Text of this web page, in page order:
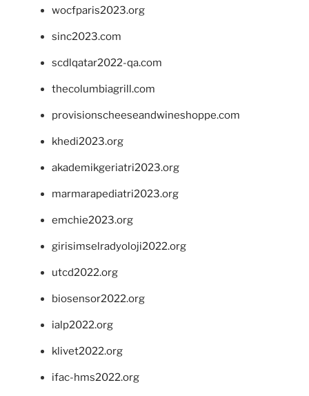
wocfparis2023.org
sinc2023.com
scdlqatar2022-qa.com
thecolumbiagrill.com
provisionscheeseandwineshoppe.com
khedi2023.org
akademikgeriatri2023.org
marmarapediatri2023.org
emchie2023.org
girisimselradyoloji2022.org
utcd2022.org
biosensor2022.org
ialp2022.org
klivet2022.org
ifac-hms2022.org